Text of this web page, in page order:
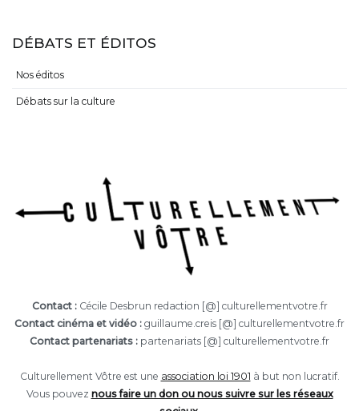
DÉBATS ET ÉDITOS
Nos éditos
Débats sur la culture
Contact :Cécile Desbrun redaction [@] culturellementvotre.fr
Contact cinéma et vidéo : guillaume.creis [@] culturellementvotre.fr
Contact partenariats : partenariats [@] culturellementvotre.fr
Culturellement Vôtre est une association loi 1901 à but non lucratif.
Vous pouvez nous faire un don ou nous suivre sur les réseaux